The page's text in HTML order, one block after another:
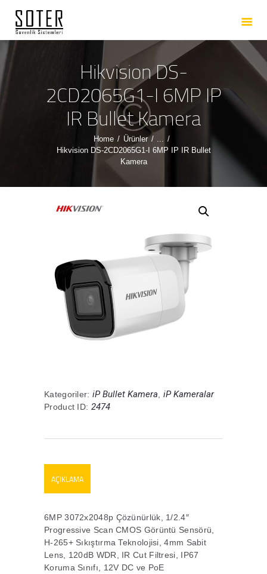
Hikvision DS-
2CD2065G1-I 6MP IP
IR Bullet Kamera
Home Ürünler
...
Hikvision DS-2CD2065G1-I 6MP IP IR Bullet
Kamera
ANASAYFA
HAKKIMIZDA
HIZMETLERIMIZ
ÜRÜNLERIMIZ
REFERANSLARIMIZ
İLETIŞIM
Kategoriler: iP Bullet Kamera iP Kameralar
Product ID: 2474
AÇIKLAMA
6MP 3072x2048p Çözünürlük, 1/2.4″
Progressive Scan CMOS Görüntü Sensörü,
H-265+ Sıkıştırma Teknolojisi, 4mm Sabit
Lens, 120dB WDR, IR Cut Filtresi, IP67
Koruma Sınıfı, 12V DC ve PoE